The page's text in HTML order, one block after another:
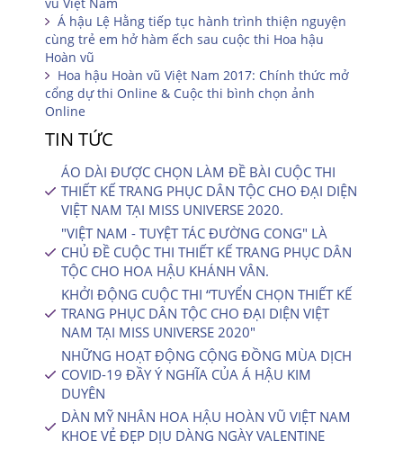
Á hậu Lệ Hằng tiếp tục hành trình thiện nguyện
cùng trẻ em hở hàm ếch sau cuộc thi Hoa hậu
Hoàn vũ
Hoa hậu Hoàn vũ Việt Nam 2017: Chính thức mở
cổng dự thi Online & Cuộc thi bình chọn ảnh
Online
TIN TỨC
ÁO DÀI ĐƯỢC CHỌN LÀM ĐỀ BÀI CUỘC THI
THIẾT KẾ TRANG PHỤC DÂN TỘC CHO ĐẠI DIỆN
VIỆT NAM TẠI MISS UNIVERSE 2020.
"VIỆT NAM - TUYỆT TÁC ĐƯỜNG CONG" LÀ
CHỦ ĐỀ CUỘC THI THIẾT KẾ TRANG PHỤC DÂN
TỘC CHO HOA HẬU KHÁNH VÂN.
KHỞI ĐỘNG CUỘC THI “TUYỂN CHỌN THIẾT KẾ
TRANG PHỤC DÂN TỘC CHO ĐẠI DIỆN VIỆT
NAM TẠI MISS UNIVERSE 2020″
NHỮNG HOẠT ĐỘNG CỘNG ĐỒNG MÙA DỊCH
COVID-19 ĐẦY Ý NGHĨA CỦA Á HẬU KIM
DUYÊN
DÀN MỸ NHÂN HOA HẬU HOÀN VŨ VIỆT NAM
KHOE VẺ ĐẸP DỊU DÀNG NGÀY VALENTINE